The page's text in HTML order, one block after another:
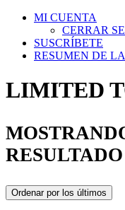
MI CUENTA
CERRAR
SUSCRÍBETE
RESUMEN DE
LIMITED
RESULTADO
Ordenar por los últimos